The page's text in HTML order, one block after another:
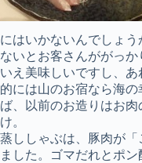
にはいかないんでしょ
ないとお客さんががっか
いえ美味しいですし、
的には山のお宿なら海
ば、以前のお造りはお
け。
蒸ししゃぶは、豚肉が
ました。ゴマだれとポ